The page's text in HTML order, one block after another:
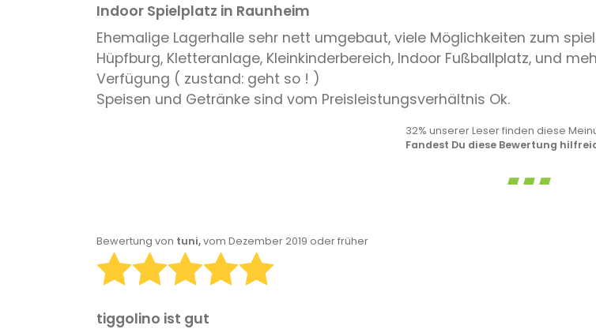
Indoor Spielplatz in Raunheim
Ehemalige Lagerhalle sehr nett umgebaut, viele Möglichkeiten zum
Hüpfburg, Kletteranlage, Kleinkinderbereich, Indoor Fußballplatz, und
Verfügung ( zustand: geht so ! )
Speisen und Getränke sind vom Preisleistungsverhältnis Ok.
32% unserer Leser finden diese
Fandest Du diese Bewertung
Bewertung von tuni,vom Dezember 2019 oder früher
tiggolino ist gut